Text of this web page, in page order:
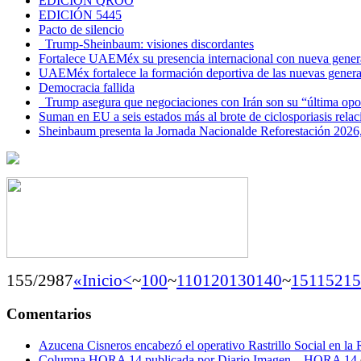
EDICIÓN 5445
Pacto de silencio
Trump-Sheinbaum: visiones discordantes
Fortalece UAEMéx su presencia internacional con nueva
UAEMéx fortalece la formación deportiva de las nuevas
Democracia fallida
Trump asegura que negociaciones con Irán son su “última
Suman en EU a seis estados más al brote de ciclosporiasis
Sheinbaum presenta la Jornada Nacionalde Reforestación
155/2987«Inicio<~100~110120130140~151 152
Comentarios
Azucena Cisneros encabezó el operativo Rastrillo Social en la